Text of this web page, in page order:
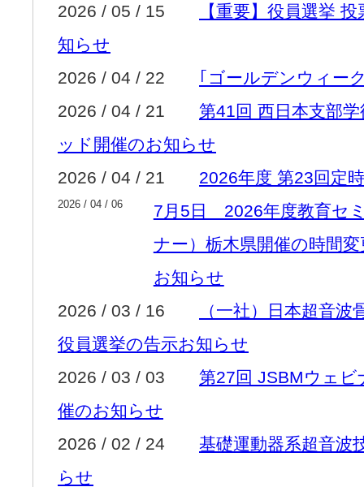
2026 / 05 / 15
【重要】役員選挙
知らせ
2026 / 04 / 22
｢ゴールデンウィー
2026 / 04 / 21 第41回 西日本支部
ッド開催のお知らせ
2026 / 04 / 21 2026年度 第23回定
2026 / 04 / 06
7月5日 2026年度教育セ
ナー）栃木県開催の時間
お知らせ
2026 / 03 / 16
（一社）日本超音
役員選挙の告示お知らせ
2026 / 03 / 03 第27回 JSBMウェビ
催のお知らせ
2026 / 02 / 24 基礎運動器系超音波
らせ